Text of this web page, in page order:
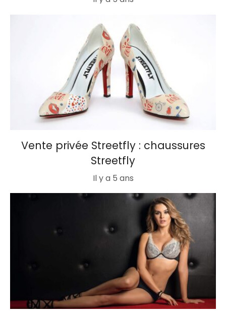
Vente privée Streetfly : chaussures
Streetfly
Il y a 5 ans